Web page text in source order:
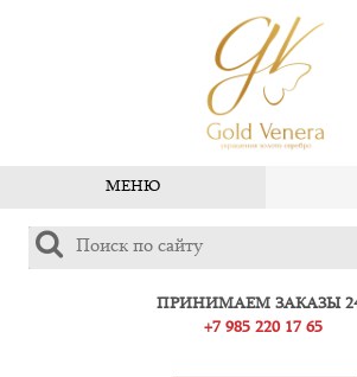
МЕНЮ
ПРИНИМАЕМ ЗАКАЗЫ
+7 985 220 17 65